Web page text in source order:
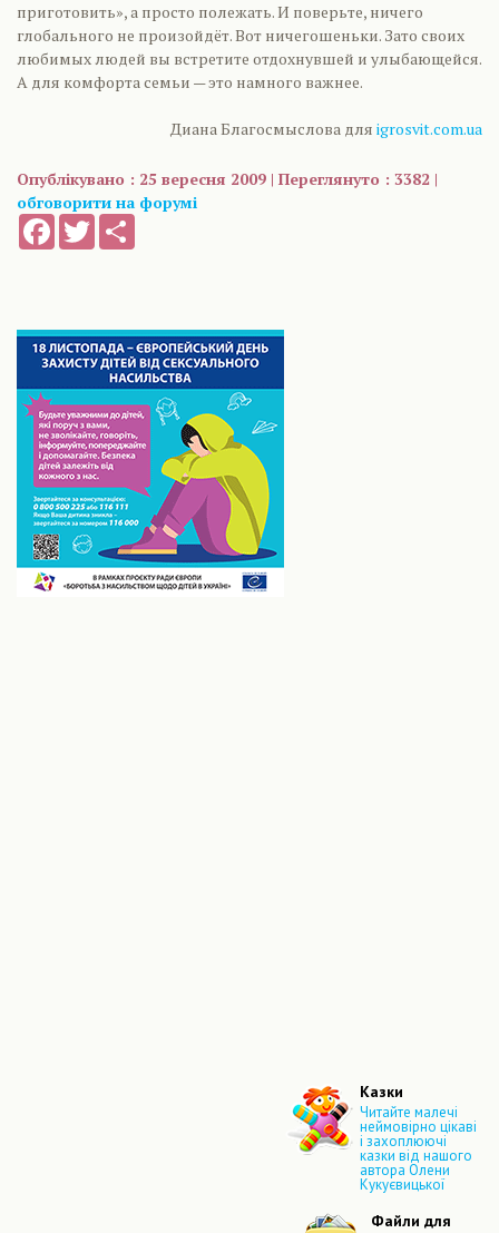
приготовить», а просто полежать. И поверьте, ничего
глобального не произойдёт. Вот ничегошеньки. Зато своих
любимых людей вы встретите отдохнувшей и улыбающейся.
А для комфорта семьи — это намного важнее.
Диана Благосмыслова для igrosvit.com.ua
Опублікувано : 25 вересня 2009 | Переглянуто : 3382 |
обговорити на форумі
FacebookTwitter
Казки
Читайте малечі
неймовірно цікаві
і захоплюючі
казки від нашого
автора Олени
Кукуєвицької
Файли для